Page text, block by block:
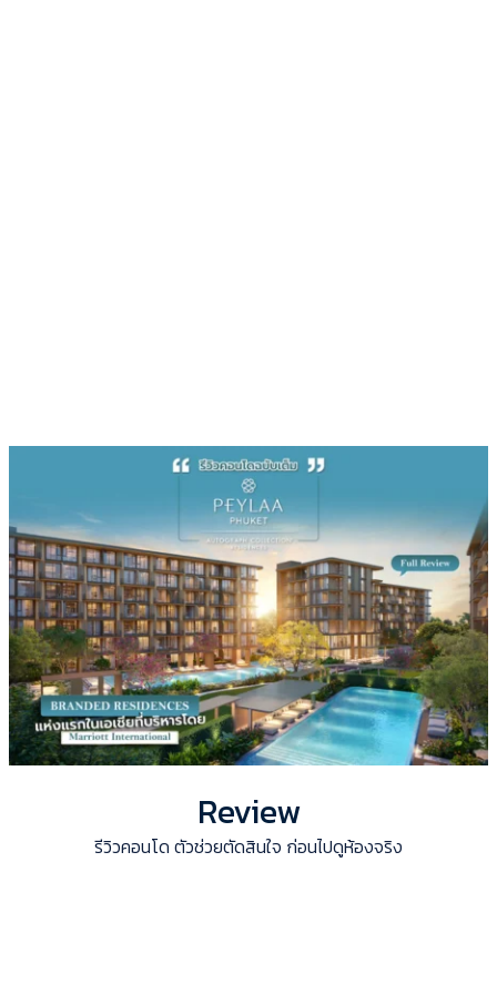
Review
รีวิวคอนโด ตัวช่วยตัดสินใจ ก่อนไปดูห้องจริง